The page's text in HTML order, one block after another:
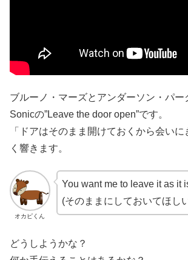
ブルーノ・マーズとアンダーソン・パー
Sonicの”Leave the door open”です。
「ドアはそのまま開けておくから会い
く響きます。
オカピくん
You want me to leave it as it
(そのままにしておいてほし
どうしようかな？